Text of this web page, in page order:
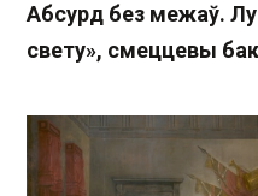
Абсурд без межаў.
свету», смеццевы